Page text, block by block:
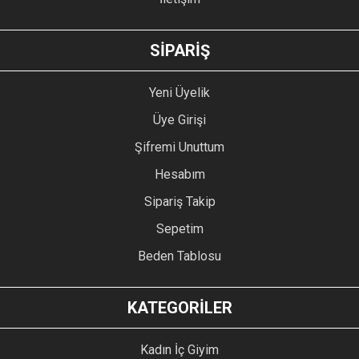
GÖNDER
SİPARİŞ
Yeni Üyelik
Üye Girişi
Şifremi Unuttum
Hesabım
Sipariş Takip
Sepetim
Beden Tablosu
KATEGORİLER
Kadın İç Giyim